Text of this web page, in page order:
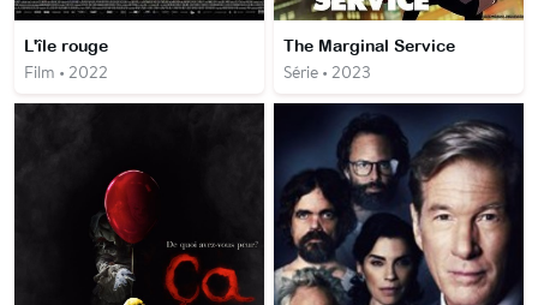
L'île rouge
Film • 2022
The Marginal Service
Série • 2023